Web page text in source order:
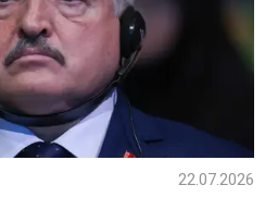
22.07.2026